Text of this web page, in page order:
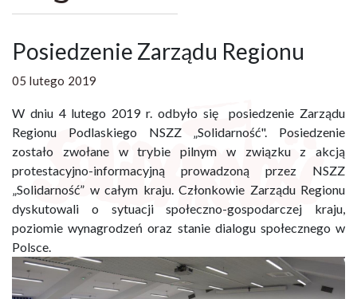
Posiedzenie Zarządu Regionu
05 lutego 2019
W dniu 4 lutego 2019 r. odbyło się posiedzenie Zarządu
Regionu Podlaskiego NSZZ „Solidarność". Posiedzenie
zostało zwołane w trybie pilnym w związku z akcją
protestacyjno-informacyjną prowadzoną przez NSZZ
„Solidarność” w całym kraju. Członkowie Zarządu Regionu
dyskutowali o sytuacji społeczno-gospodarczej kraju,
poziomie wynagrodzeń oraz stanie dialogu społecznego w
Polsce.